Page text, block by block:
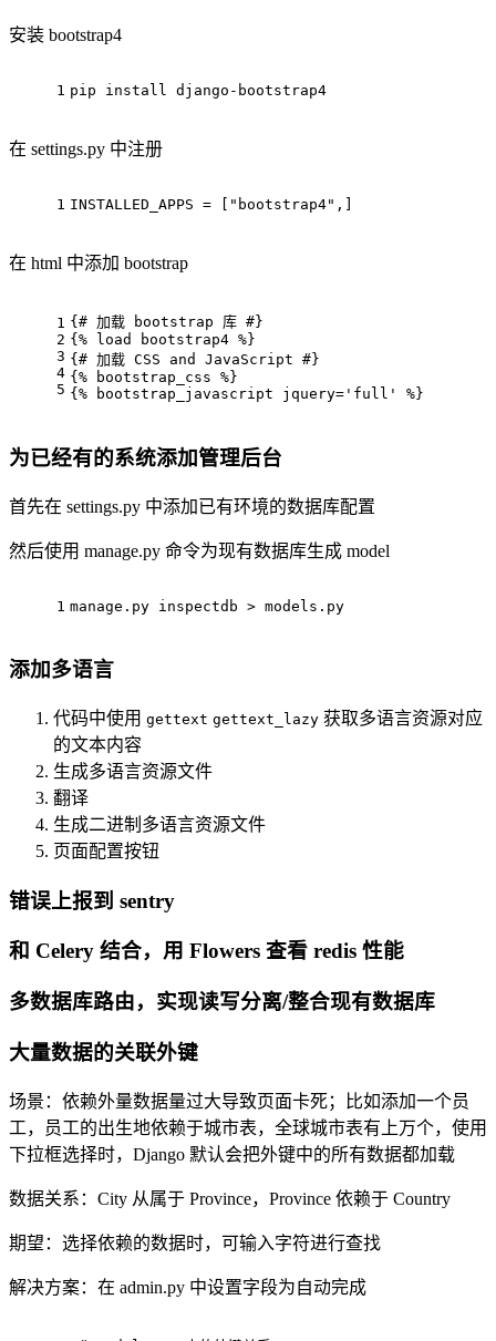
安装 bootstrap4
1 pip install django-bootstrap4
在 settings.py 中注册
1 INSTALLED_APPS = ["bootstrap4",]
在 html 中添加 bootstrap
1
2
3
4
5
{# 加载 bootstrap 库 #}
{% load bootstrap4 %}
{# 加载 CSS and JavaScript #}
{% bootstrap_css %}
{% bootstrap_javascript jquery='full' %}
为已经有的系统添加管理后台
首先在 settings.py 中添加已有环境的数据库配置
然后使用 manage.py 命令为现有数据库生成 model
1 manage.py inspectdb > models.py
添加多语言
代码中使用 gettext gettext_lazy 获取多语言资源对应
的文本内容
生成多语言资源文件
翻译
生成二进制多语言资源文件
页面配置按钮
错误上报到 sentry
和 Celery 结合，用 Flowers 查看 redis 性能
多数据库路由，实现读写分离/整合现有数据库
大量数据的关联外键
场景：依赖外量数据量过大导致页面卡死；比如添加一个员
工，员工的出生地依赖于城市表，全球城市表有上万个，使用
下拉框选择时，Django 默认会把外键中的所有数据都加载
数据关系：City 从属于 Province，Province 依赖于 Country
期望：选择依赖的数据时，可输入字符进行查找
解决方案：在 admin.py 中设置字段为自动完成